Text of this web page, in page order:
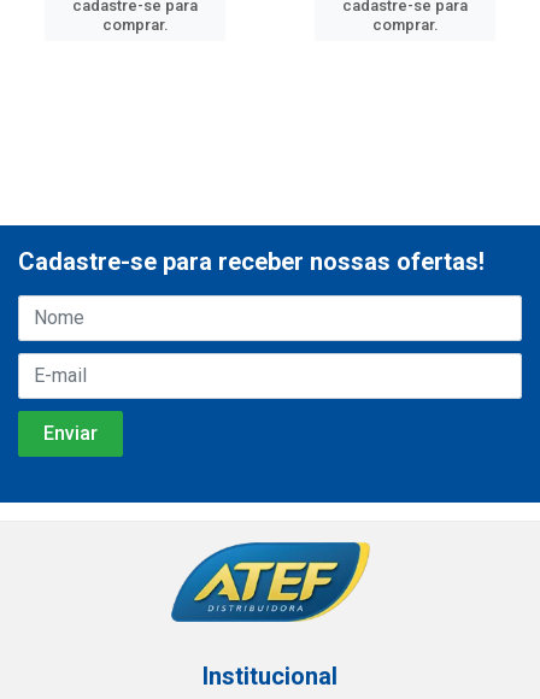
cadastre-se para
comprar.
cadastre-se para
comprar.
Cadastre-se para receber nossas ofertas!
Institucional